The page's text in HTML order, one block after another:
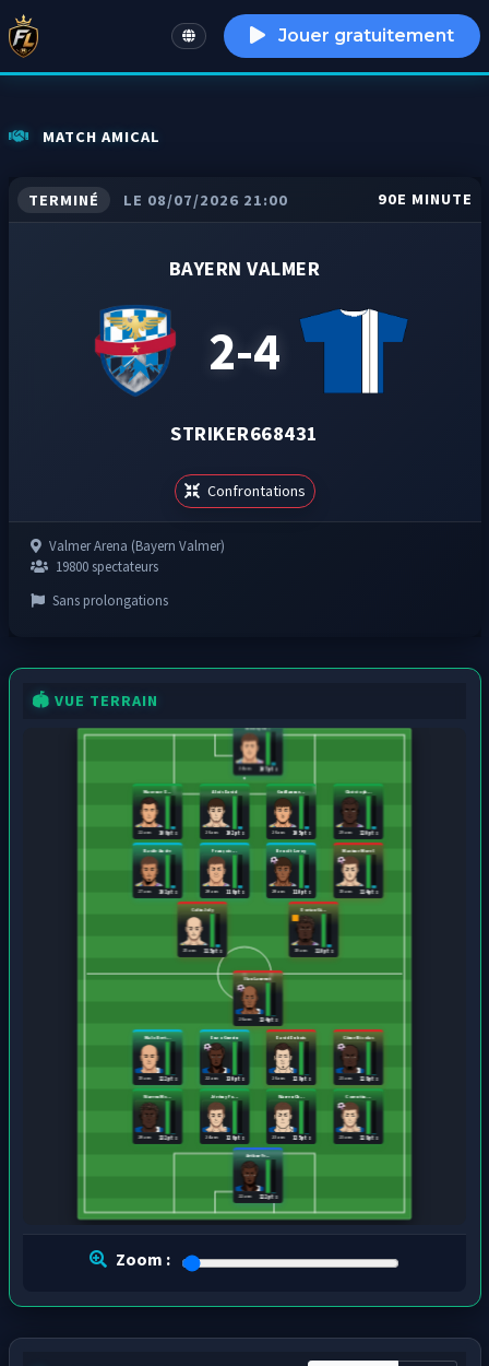
English Jouer gratuitement
MATCH AMICAL
TERMINÉ LE 08/07/2026 21:00 90E MINUTE
BAYERN VALMER
2-4
STRIKER668431
Confrontations
Valmer Arena (Bayern Valmer)
19800 spectateurs
Sans prolongations
🏟️ VUE TERRAIN
107 pts
24 ans
Maxence D...
106 pts
22 ans
Aloïs David
102 pts
26 ans
Guillaume...
105 pts
26 ans
Christoph...
120 pts
29 ans
Basile Andre
101 pts
27 ans
François ...
116 pts
20 ans
Benoît Leroy
110 pts
20 ans
Maxime Morel
114 pts
19 ans
Colin Joly
115 pts
25 ans
Dorian Gi...
110 pts
19 ans
Arthur Fr...
122 pts
22 ans
Warren Me...
132 pts
20 ans
Jérémy Fo...
126 pts
24 ans
Warren Ch...
125 pts
23 ans
Corentin ...
128 pts
23 ans
Malo Bert...
122 pts
19 ans
Enzo Guerin
130 pts
22 ans
David Dubois
129 pts
26 ans
Côme Nicolas
128 pts
23 ans
Ilan Laurent
134 pts
26 ans
Zoom :